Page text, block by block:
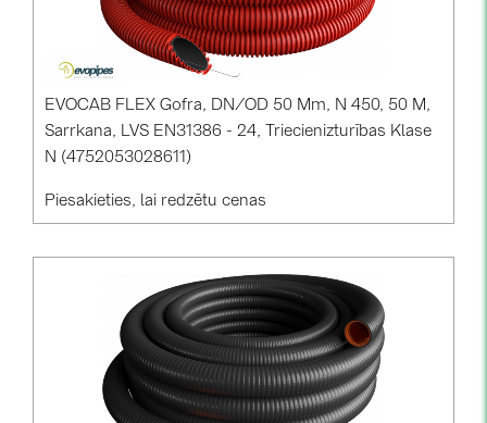
BUDMAT (6)
EVOPIPES (7)
FRONIUS (42)
GROMTOR (32)
HUAWEI (51)
JAsolar (6)
LEADER (6)
LONGi Solar (5)
NOVOTEGRA (315)
EVOCAB FLEX Gofra, DN/OD 50 Mm, N 450, 50 M,
Sarrkana, LVS EN31386 - 24, Triecienizturības Klase
N (4752053028611)
Piesakieties, lai redzētu cenas